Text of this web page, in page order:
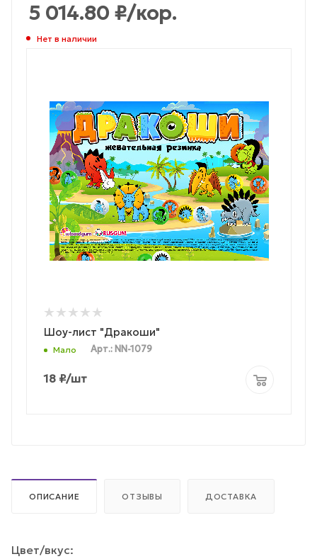
5 014.80 ₽/кор.
Нет в наличии
Шоу-лист "Дракоши"
Мало Арт.: NN-1079
18 ₽/шт
ОПИСАНИЕ ОТЗЫВЫ ДОСТАВКА
Цвет/вкус: